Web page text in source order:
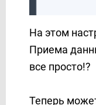
На этом
Приема
все просто!?
Теперь